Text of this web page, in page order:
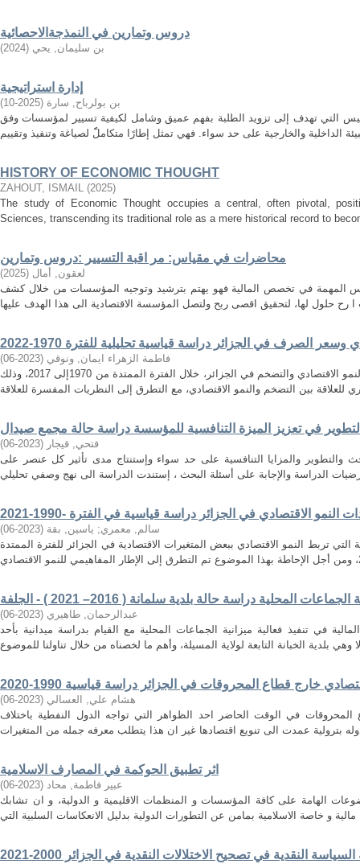
دروس وتمارين في النمذجةالاحصائية
بن سليمان, يحي (
2024
)
إدارة استراتيجية
بن بولرباح, سارة (
2025-10
)
التي تهدف إلى تزويد الطلبة بفهم عميق وشامل لكيفية تسيير لمؤسسات وفق
HISTORY OF ECONOMIC THOUGHT
ZAHOUT, ISMAIL (2025)
The study of Economic Thought occupies a central, often pivotal,
Sciences, transcending its traditional role as a mere historical record to
محاضرات في مقياس: مر اقبة التسيير :دروس وتمارين
لعقون, أمال (
2025
)
المهمة في تخصص المالية فهو يهتم بترشيد وتوجيه المؤسسات من خلال كشف
الصرف في الجزائر دراسة قياسية تحليلية للفترة 1970-2022
فاطمة الزهراء ايمان, ونوقي (
2023-06
)
تهدف هذه الدراسة الى إيجاد العلاقة بين النمو الاقتصادي والتضخم في الجزائر، خلال الفترة الممتدة من 1970إلى 2017، وذلك
في تعزيز الميزة التنافسية للمؤسسة دراسة حالة مجمع صيدال
فتحي, قيجار (
2023-06
)
والتطوير والمزايا التنافسية على حد سواء وإستنتاج مدى تأثير كل عنصر على
سالم, معمري; ياسين, بقة (
2023-06
)
تربط النمو الاقتصادي ببعض المتغيرات الاقتصادية في الجزائر للفترة الممتدة
المحلية دراسة حالة بلدية سلمانة ( 2016– 2021 ) - الجلفة
عبدالرحمان, طاهيري (
2023-06
)
في تنفيذ فعالية ميزانية الجماعات المحلية مع القيام بدراسة ميدانية بأحد
خارج قطاع المحروقات في الجزائر دراسة قياسية 1990-2020
هشام علي, العسالي (
2023-06
)
المحروقات في الوقت الحاضر احد الظواهر التي تواجه الدول النفطية باختلاف
اثر تطبيق الحوكمة في المصارف الاسلامية
عبير فاطمة, محاد (
2023-06
)
الهامة على كافة المؤسسات و المنظمات الاقليمية و الدولية، و ان تشابك
النقدية في تصحيح الاختلالات النقدية في الجزائر 2000-2021